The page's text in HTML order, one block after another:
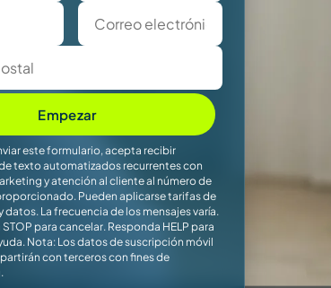
Empezar
este formulario, acepta recibir
texto automatizados recurrentes con
y atención al cliente al número de
Pueden aplicarse tarifas de
datos. La frecuencia de los mensajes varía.
para cancelar. Responda HELP para
Nota: Los datos de suscripción móvil
con terceros con fines de